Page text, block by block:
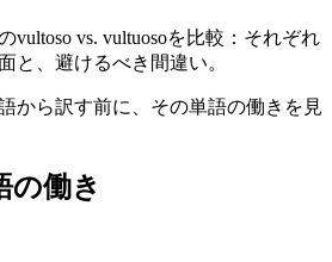
vultoso vs. vultuosoを比較：それぞれ
と、避けるべき間違い。
から訳す前に、その単語の働きを見
の働き